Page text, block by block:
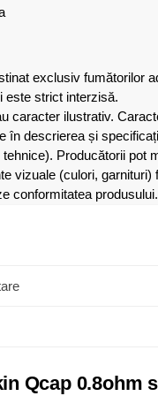
exclusiv fumătorilor
este strict interzisă.
caracter ilustrativ.
în descrierea și
Producătorii pot
vizuale (culori, garnituri)
conformitatea produsului.
Qcap 0.8ohm